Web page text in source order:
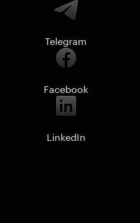
Telegram
Facebook
LinkedIn